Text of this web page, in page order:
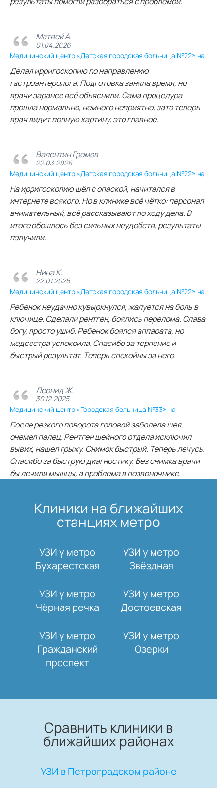
Матвей А.
01.04.2026
Медицинский центр «Детская городская больница №22» на
Делал ирригоскопию по направлению
гастроэнтеролога. Подготовка заняла время, но
врачи заранее всё объяснили. Сама процедура
прошла нормально, немного неприятно, зато теперь
врач видит полную картину, это главное.
Валентин Громов
22.03.2026
Медицинский центр «Детская городская больница №22» на
На ирригоскопию шёл с опаской, начитался в
интернете всякого. Но в клинике всё чётко: персонал
внимательный, всё рассказывают по ходу дела. В
итоге обошлось без сильных неудобств, результаты
получили.
Нина К.
22.01.2026
Медицинский центр «Детская городская больница №22» на
Ребенок неудачно кувыркнулся, жалуется на боль в
ключице. Сделали рентген, боялись перелома. Слава
богу, просто ушиб. Ребенок боялся аппарата, но
медсестра успокоила. Спасибо за терпение и
быстрый результат. Теперь спокойны за него.
Леонид Ж.
30.12.2025
Медицинский центр «Городская больница №33» на
После резкого поворота головой заболела шея,
онемел палец. Рентген шейного отдела исключил
вывих, нашел грыжу. Снимок быстрый. Теперь лечусь.
Спасибо за быструю диагностику. Без снимка врачи
бы лечили мышцы, а проблема в позвоночнике.
Клиники на ближайших
станциях метро
УЗИ у метро
Бухарестская
УЗИ у метро
Чёрная речка
УЗИ у метро
Гражданский
проспект
УЗИ у метро
Звёздная
УЗИ у метро
Достоевская
УЗИ у метро
Озерки
Сравнить клиники в
ближайших районах
УЗИ в Петроградском районе